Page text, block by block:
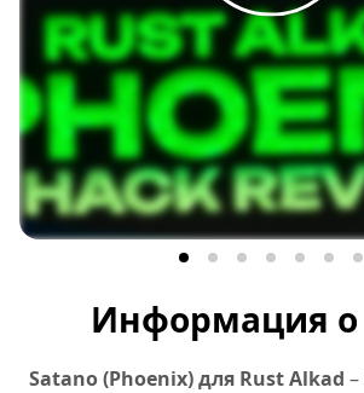
Информация о
Satano (Phoenix) для Rust Alkad –